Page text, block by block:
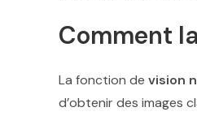
Comment
La fonction de vision
d’obtenir des images